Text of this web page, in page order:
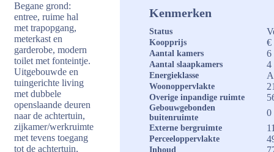
Begane grond:
entree, ruime hal
met trapopgang,
meterkast en
garderobe, modern
toilet met fonteintje.
Uitgebouwde en
tuingerichte living
met dubbele
openslaande deuren
naar de achtertuin,
zijkamer/werkruimte
met tevens toegang
tot de achtertuin,
Kenmerken
Status
Koopprijs €
Aantal kamers 6
Aantal slaapkamers 4
Energieklasse A
Woonoppervlakte
Overige inpandige ruimte
Gebouwgebonden
buitenruimte
0
Externe bergruimte
Perceeloppervlakte
Inhoud